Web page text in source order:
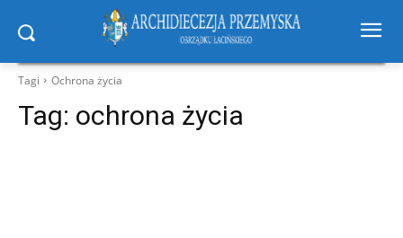
Tagi Ochrona życia
Tag: ochrona życia